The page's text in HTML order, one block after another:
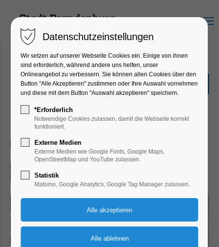
Menu
Weihnachtliches in der
Saaringer Dorfkirche
Konzert, Musik, Mitmach-Aktion,
Winterzauber
07.12.2025, 14:00–16:00
Eintritt frei
Datenschutzeinstellungen
Wir setzen auf unserer Webseite Cookies ein. Einige von ihnen
sind erforderlich, während andere uns helfen, unser
Onlineangebot zu verbessern. Sie können allen Cookies über den
Button "Alle Akzeptieren" zustimmen oder Ihre Auswahl vornehmen
und diese mit dem Button "Auswahl akzeptieren" speichern.
*Erforderlich
Notwendige Cookies zulassen, damit die Webseite korrekt
funktioniert.
Externe Medien
Externe Medien wie Google Fonts, Google Maps,
OpenStreetMap und YouTube zulassen.
Statistik
Matomo, Google Analytics, Google Tag Manager zulassen.